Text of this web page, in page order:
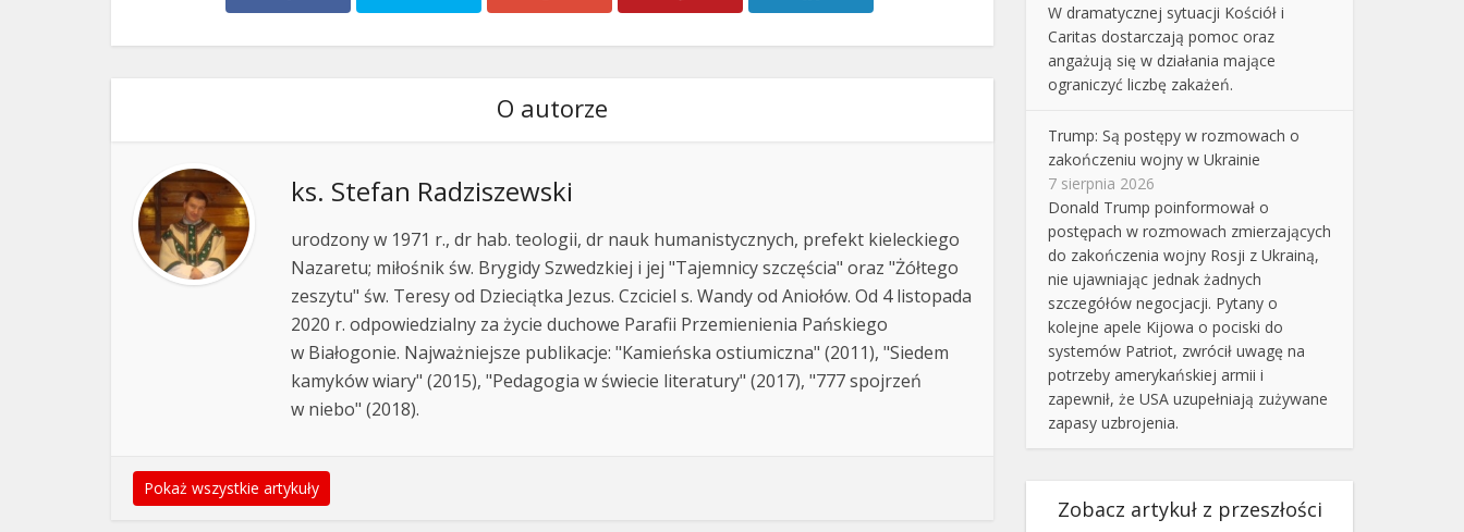
O autorze
ks. Stefan Radziszewski
urodzony w 1971 r., dr hab. teologii, dr nauk humanistycznych, prefekt kieleckiego
Nazaretu; miłośnik św. Brygidy Szwedzkiej i jej "Tajemnicy szczęścia" oraz "Żółtego
zeszytu" św. Teresy od Dzieciątka Jezus. Czciciel s. Wandy od Aniołów. Od 4 listopada
2020 r. odpowiedzialny za życie duchowe Parafii Przemienienia Pańskiego
w Białogonie. Najważniejsze publikacje: "Kamieńska ostiumiczna" (2011), "Siedem
kamyków wiary" (2015), "Pedagogia w świecie literatury" (2017), "777 spojrzeń
w niebo" (2018).
Pokaż wszystkie artykuły
W dramatycznej sytuacji Kościół i
Caritas dostarczają pomoc oraz
angażują się w działania mające
ograniczyć liczbę zakażeń.
Trump: Są postępy w rozmowach o
zakończeniu wojny w Ukrainie
7 sierpnia 2026
Donald Trump poinformował o
postępach w rozmowach zmierzających
do zakończenia wojny Rosji z Ukrainą,
nie ujawniając jednak żadnych
szczegółów negocjacji. Pytany o
kolejne apele Kijowa o pociski do
systemów Patriot, zwrócił uwagę na
potrzeby amerykańskiej armii i
zapewnił, że USA uzupełniają zużywane
zapasy uzbrojenia.
Zobacz artykuł z przeszłości